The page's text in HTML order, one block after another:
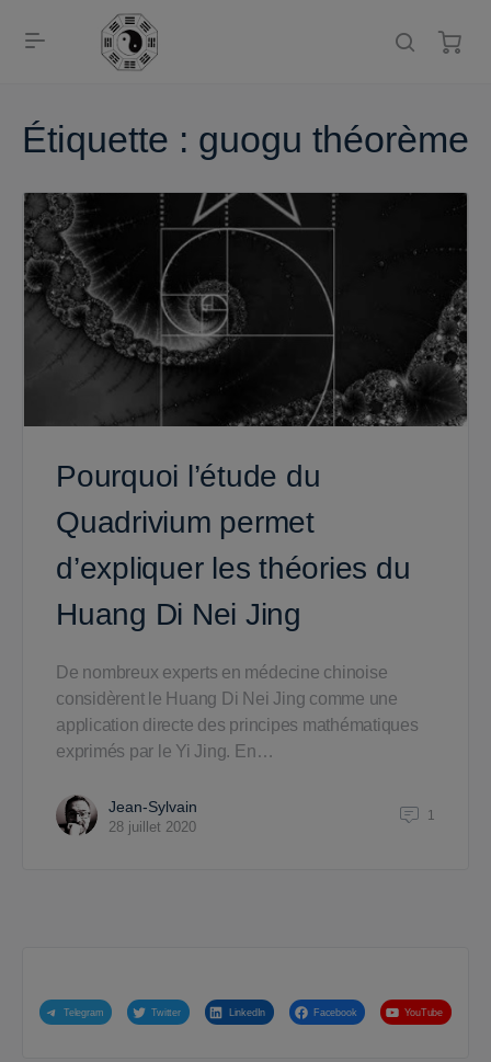
Étiquette : guogu théorème
Pourquoi l’étude du
Quadrivium permet
d’expliquer les théories du
Huang Di Nei Jing
De nombreux experts en médecine chinoise
considèrent le Huang Di Nei Jing comme une
application directe des principes mathématiques
exprimés par le Yi Jing. En…
Jean-Sylvain
28 juillet 2020
1
Telegram Twitter LinkedIn Facebook YouTube